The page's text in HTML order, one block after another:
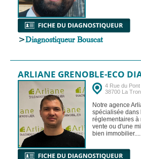
>Diagnostiqueur Bouscat
ARLIANE GRENOBLE-ECO
4 Rue du
38700 La
Notre agence
spécialisée dans
réglementaires à
vente ou d'une
bien immobilier....